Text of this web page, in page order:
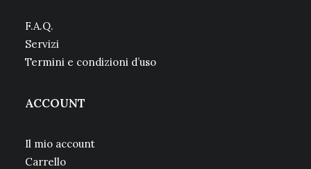
F.A.Q.
Servizi
Termini e condizioni d’uso
ACCOUNT
Il mio account
Carrello